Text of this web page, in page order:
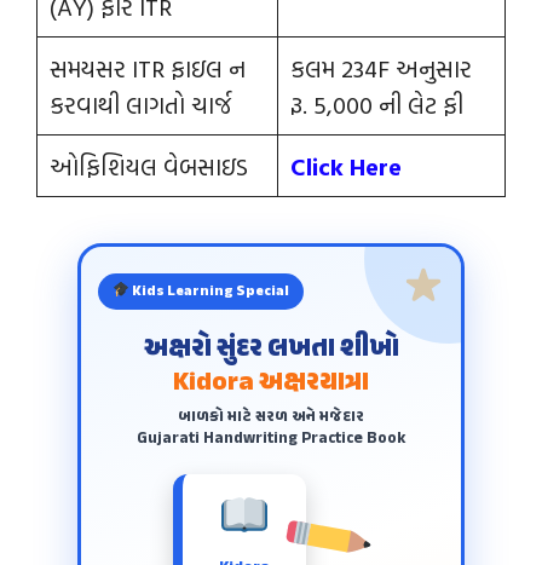
સમયસર ITR ફાઇલ ન
કરવાથી લાગતો ચાર્જ
કલમ 234F અનુસાર
રૂ. 5,000 ની લેટ ફી
ઓફિશિયલ વેબસાઇડ
Click Here
Kids Learning Special
અક્ષરો સુંદર લખતા શીખો
Kidora અક્ષરયાત્રા
બાળકો માટે સરળ અને મજેદાર
Gujarati Handwriting Practice Book